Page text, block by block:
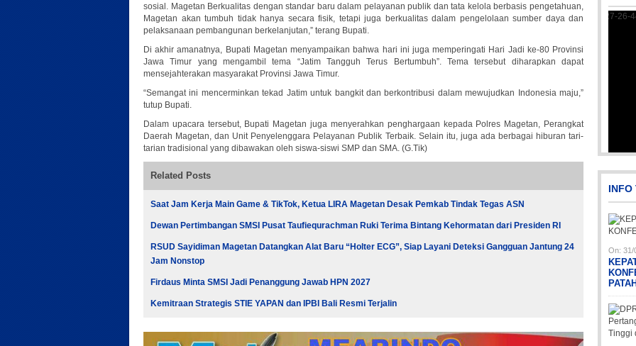
sosial. Magetan Berkualitas dengan standar baru dalam pelayanan publik dan tata kelola berbasis pengetahuan,
Magetan akan tumbuh tidak hanya secara fisik, tetapi juga berkualitas dalam pengelolaan sumber daya dan
pelaksanaan pembangunan berkelanjutan,” terang Bupati.
Di akhir amanatnya, Bupati Magetan menyampaikan bahwa hari ini juga memperingati Hari Jadi ke-80 Provinsi
Jawa Timur yang mengambil tema “Jatim Tangguh Terus Bertumbuh”. Tema tersebut diharapkan dapat
mensejahterakan masyarakat Provinsi Jawa Timur.
“Semangat ini mencerminkan tekad Jatim untuk bangkit dan berkontribusi dalam mewujudkan Indonesia maju,”
tutup Bupati.
Dalam upacara tersebut, Bupati Magetan juga menyerahkan penghargaan kepada Polres Magetan, Perangkat
Daerah Magetan, dan Unit Penyelenggara Pelayanan Publik Terbaik. Selain itu, juga ada berbagai hiburan tari-
tarian tradisional yang dibawakan oleh siswa-siswi SMP dan SMA. (G.Tik)
Related Posts
Saat Jam Kerja Main Game & TikTok, Ketua LIRA Magetan Desak Pemkab Tindak Tegas ASN
Dewan Pertimbangan SMSI Pusat Taufiequrachman Ruki Terima Bintang Kehormatan dari Presiden RI
RSUD Sayidiman Magetan Datangkan Alat Baru “Holter ECG”, Siap Layani Deteksi Gangguan Jantung 24
Jam Nonstop
Firdaus Minta SMSI Jadi Penanggung Jawab HPN 2027
Kemitraan Strategis STIE YAPAN dan IPBI Bali Resmi Terjalin
Picsart_23-04-02_13-27-26-448
INFO
On: 31/
PATAH